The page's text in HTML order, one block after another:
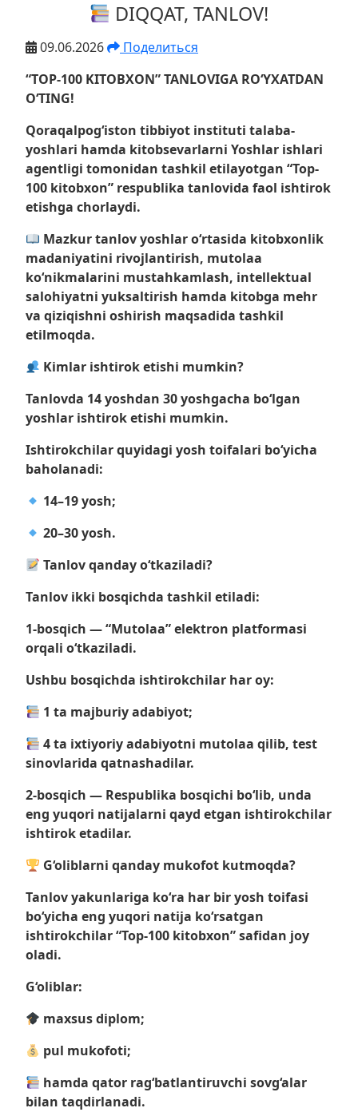
DIQQAT, TANLOV!
09.06.2026
Поделиться
“TOP-100 KITOBXON” TANLOVIGA RO‘YXATDAN
O‘TING!
Qoraqalpog‘iston tibbiyot instituti talaba-
yoshlari hamda kitobsevarlarni Yoshlar ishlari
agentligi tomonidan tashkil etilayotgan “Top-
100 kitobxon” respublika tanlovida faol ishtirok
etishga chorlaydi.
Mazkur tanlov yoshlar o‘rtasida kitobxonlik
madaniyatini rivojlantirish, mutolaa
ko‘nikmalarini mustahkamlash, intellektual
salohiyatni yuksaltirish hamda kitobga mehr
va qiziqishni oshirish maqsadida tashkil
etilmoqda.
Kimlar ishtirok etishi mumkin?
Tanlovda 14 yoshdan 30 yoshgacha bo‘lgan
yoshlar ishtirok etishi mumkin.
Ishtirokchilar quyidagi yosh toifalari bo‘yicha
baholanadi:
14–19 yosh;
20–30 yosh.
Tanlov qanday o‘tkaziladi?
Tanlov ikki bosqichda tashkil etiladi:
1-bosqich — “Mutolaa” elektron platformasi
orqali o‘tkaziladi.
Ushbu bosqichda ishtirokchilar har oy:
1 ta majburiy adabiyot;
4 ta ixtiyoriy adabiyotni mutolaa qilib, test
sinovlarida qatnashadilar.
2-bosqich — Respublika bosqichi bo‘lib, unda
eng yuqori natijalarni qayd etgan ishtirokchilar
ishtirok etadilar.
G‘oliblarni qanday mukofot kutmoqda?
Tanlov yakunlariga ko‘ra har bir yosh toifasi
bo‘yicha eng yuqori natija ko‘rsatgan
ishtirokchilar “Top-100 kitobxon” safidan joy
oladi.
G‘oliblar:
maxsus diplom;
pul mukofoti;
hamda qator rag‘batlantiruvchi sovg‘alar
bilan taqdirlanadi.